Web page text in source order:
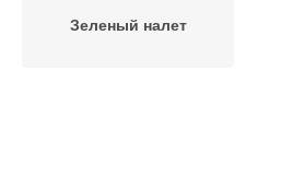
Зеленый налет